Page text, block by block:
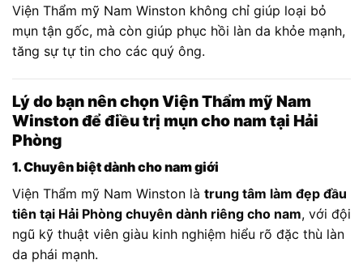
Viện Thẩm mỹ Nam Winston không chỉ giúp loại bỏ
mụn tận gốc, mà còn giúp phục hồi làn da khỏe mạnh,
tăng sự tự tin cho các quý ông.
Lý do bạn nên chọn Viện Thẩm mỹ Nam
Winston để điều trị mụn cho nam tại Hải
Phòng
1. Chuyên biệt dành cho nam giới
Viện Thẩm mỹ Nam Winston là trung tâm làm đẹp đầu
tiên tại Hải Phòng chuyên dành riêng cho nam, với đội
ngũ kỹ thuật viên giàu kinh nghiệm hiểu rõ đặc thù làn
da phái mạnh.